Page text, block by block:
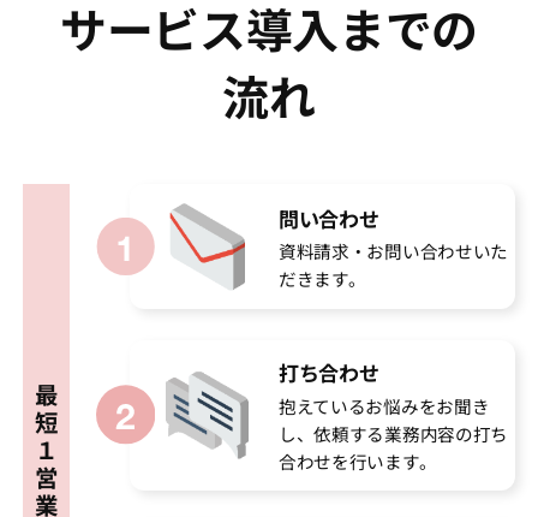
サービス導入までの
流れ
問い合わせ
資料請求・お問い合わせいた
だきます。
打ち合わせ
抱えているお悩みをお聞き
し、依頼する業務内容の打ち
合わせを行います。
最
短
１
営
業